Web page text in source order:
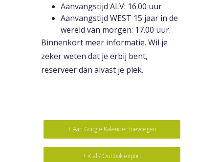
Aanvangstijd ALV: 16.00 uur
Aanvangstijd WEST 15 jaar in de
wereld van morgen: 17.00 uur.
Binnenkort meer informatie. Wil je
zeker weten dat je erbij bent,
reserveer dan alvast je plek.
+ Aan Google Kalender toevoegen
+ iCal / Outlook export